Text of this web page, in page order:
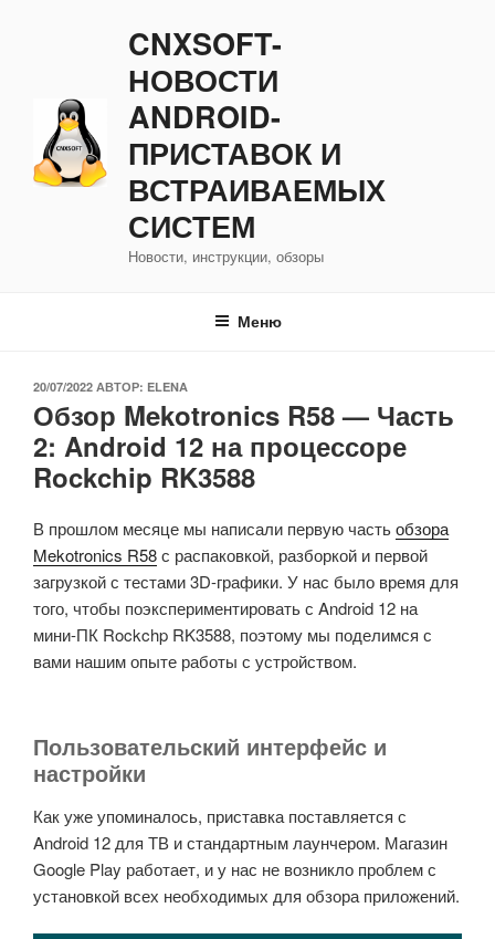
CNXSOFT-
НОВОСТИ
ANDROID-
ПРИСТАВОК И
ВСТРАИВАЕМЫХ
СИСТЕМ
Новости, инструкции, обзоры
Меню
ОПУБЛИКОВАНО
20/07/2022 АВТОР: ELENA
Обзор Mekotronics R58 — Часть
2: Android 12 на процессоре
Rockchip RK3588
В прошлом месяце мы написали первую частьобзора
Mekotronics R58с распаковкой, разборкой и первой
загрузкой с тестами 3D-графики. У нас было время для
того, чтобы поэкспериментировать с Android 12 на
мини-ПК Rockchp RK3588, поэтому мы поделимся с
вами нашим опыте работы с устройством.
Пользовательский интерфейс и
настройки
Как уже упоминалось, приставка поставляется с
Android 12 для ТВ и стандартным лаунчером. Магазин
Google Play работает, и у нас не возникло проблем с
установкой всех необходимых для обзора приложений.